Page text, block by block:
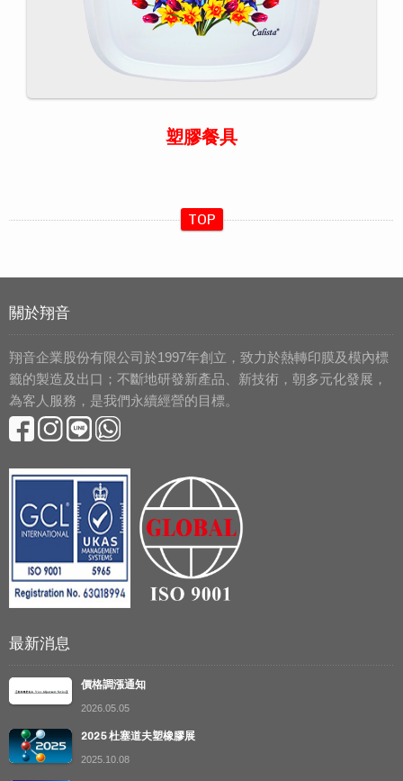
塑膠餐具
TOP
關於翔音
翔音企業股份有限公司於1997年創立，致力於熱轉印膜及模內標
籤的製造及出口；不斷地研發新產品、新技術，朝多元化發展，
為客人服務，是我們永續經營的目標。
最新消息
價格調漲通知
2026.05.05
2025 杜塞道夫塑橡膠展
2025.10.08